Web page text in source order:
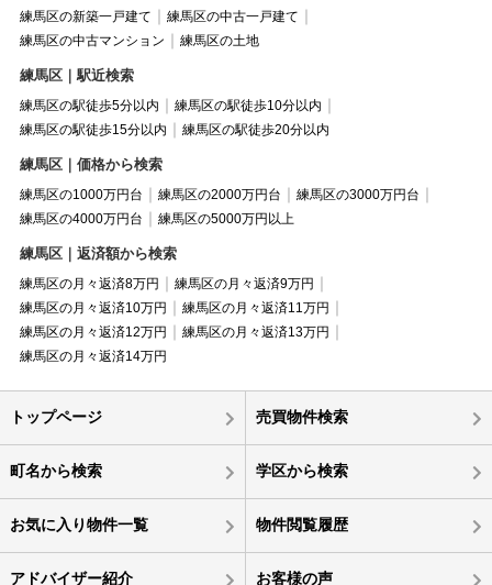
練馬区の新築一戸建て
練馬区の中古一戸建て
練馬区の中古マンション
練馬区の土地
練馬区｜駅近検索
練馬区の駅徒歩5分以内
練馬区の駅徒歩10分以内
練馬区の駅徒歩15分以内
練馬区の駅徒歩20分以内
練馬区｜価格から検索
練馬区の1000万円台 練馬区の2000万円台
練馬区の3000万円台
練馬区の4000万円台
練馬区の5000万円以上
練馬区｜返済額から検索
練馬区の月々返済8万円
練馬区の月々返済9万円
練馬区の月々返済10万円
練馬区の月々返済11万円
練馬区の月々返済12万円
練馬区の月々返済13万円
練馬区の月々返済14万円
トップページ 売買物件検索
町名から検索 学区から検索
お気に入り物件一覧 物件閲覧履歴
アドバイザー紹介 お客様の声